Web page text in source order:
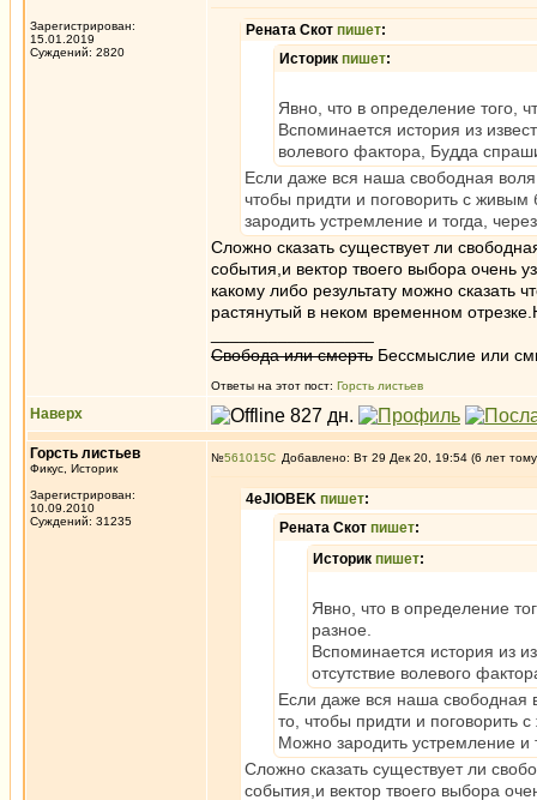
Зарегистрирован:
15.01.2019
Суждений: 2820
Рената Скот пишет:
Историк пишет:
Явно, что в определение того,
Вспоминается история из
волевого фактора, Будда
Если даже вся наша свободная
чтобы придти и поговорить с
зародить устремление и тогда,
Сложно сказать существует ли
события,и вектор твоего выбора очень
какому либо результату можно
растянутый в неком временном
Свобода или смерть Бессмыслие или
Ответы на этот пост: Горсть листьев
Наверх
Горсть листьев
Фикус, Историк
Зарегистрирован:
10.09.2010
Суждений: 31235
№561015 Добавлено: Вт 29 Дек 20, 19:54 (6 лет
4eJIOBEK пишет:
Рената Скот пишет:
Историк пишет:
Явно, что в определение
разное.
Вспоминается история из
отсутствие волевого
Если даже вся наша свободная
то, чтобы придти и поговорить
Можно зародить устремление и
Сложно сказать существует ли
события,и вектор твоего выбора